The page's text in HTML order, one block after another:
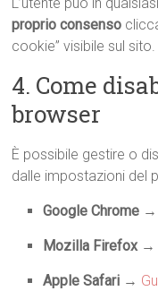
proprio consenso
cookie” visibile sul sito.
4. Come
browser
È possibile gestire o
dalle impostazioni del
Google Chrome →
Mozilla Firefox→
Apple Safari →